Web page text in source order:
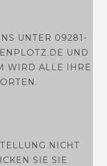
UNTER 09281-
UND
WIRD ALLE IHRE
NICHT
SIE SIE